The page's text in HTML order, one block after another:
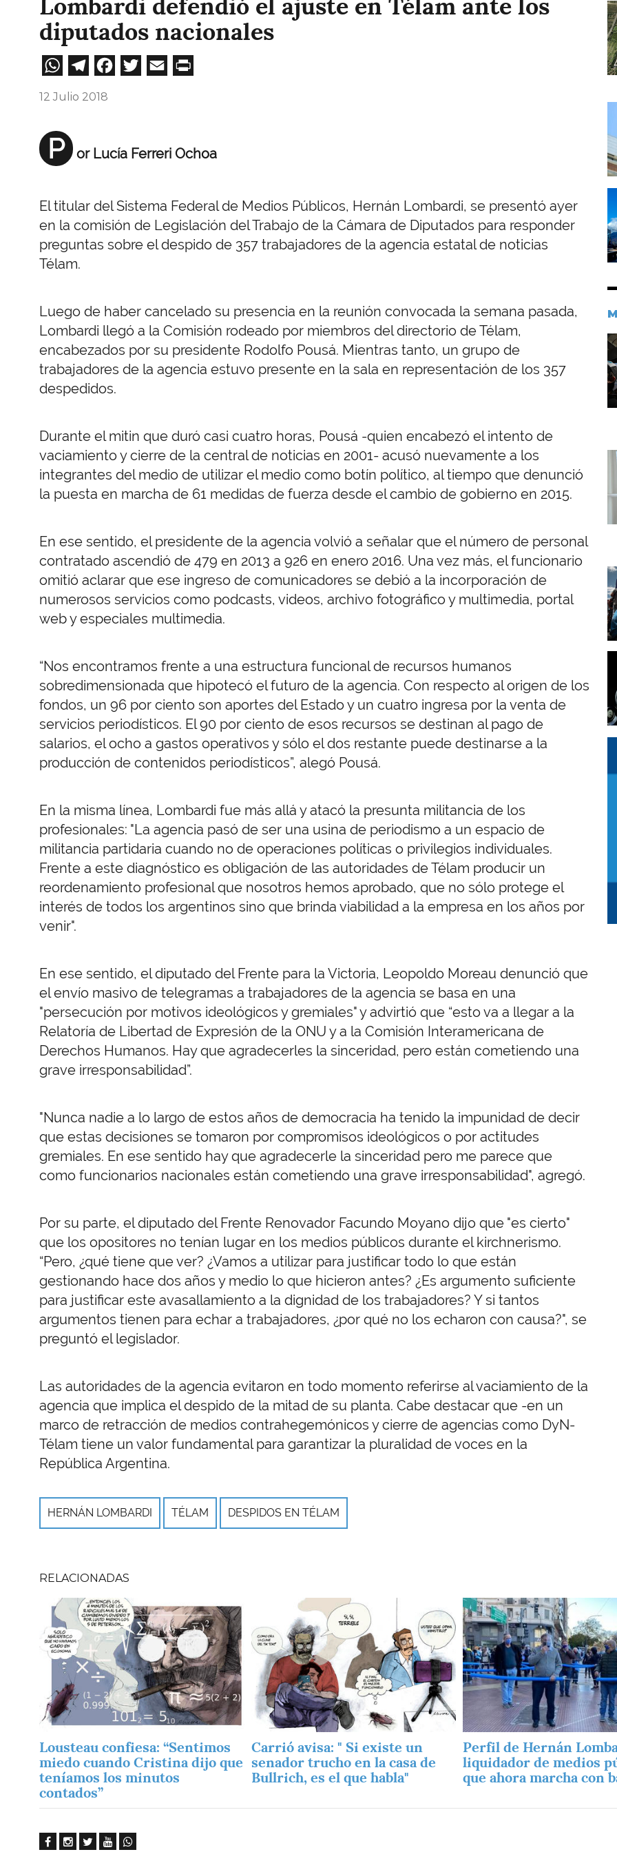
Lombardi defendió el ajuste en Télam ante los
diputados nacionales
WhatsApp
Telegram
Facebook
Twitter
Email
12 Julio 2018
P or Lucía Ferreri Ochoa
El titular del Sistema Federal de Medios Públicos, Hernán Lombardi, se presentó ayer
en la comisión de Legislación del Trabajo de la Cámara de Diputados para responder
preguntas sobre el despido de 357 trabajadores de la agencia estatal de noticias
Télam.
Luego de haber cancelado su presencia en la reunión convocada la semana pasada,
Lombardi llegó a la Comisión rodeado por miembros del directorio de Télam,
encabezados por su presidente Rodolfo Pousá. Mientras tanto, un grupo de
trabajadores de la agencia estuvo presente en la sala en representación de los 357
despedidos.
Durante el mitin que duró casi cuatro horas, Pousá -quien encabezó el intento de
vaciamiento y cierre de la central de noticias en 2001- acusó nuevamente a los
integrantes del medio de utilizar el medio como botín político, al tiempo que denunció
la puesta en marcha de 61 medidas de fuerza desde el cambio de gobierno en 2015.
En ese sentido, el presidente de la agencia volvió a señalar que el número de personal
contratado ascendió de 479 en 2013 a 926 en enero 2016. Una vez más, el funcionario
omitió aclarar que ese ingreso de comunicadores se debió a la incorporación de
numerosos servicios como podcasts, videos, archivo fotográfico y multimedia, portal
web y especiales multimedia.
“Nos encontramos frente a una estructura funcional de recursos humanos
sobredimensionada que hipotecó el futuro de la agencia. Con respecto al origen de los
fondos, un 96 por ciento son aportes del Estado y un cuatro ingresa por la venta de
servicios periodísticos. El 90 por ciento de esos recursos se destinan al pago de
salarios, el ocho a gastos operativos y sólo el dos restante puede destinarse a la
producción de contenidos periodísticos”, alegó Pousá.
En la misma línea, Lombardi fue más allá y atacó la presunta militancia de los
profesionales: "La agencia pasó de ser una usina de periodismo a un espacio de
militancia partidaria cuando no de operaciones políticas o privilegios individuales.
Frente a este diagnóstico es obligación de las autoridades de Télam producir un
reordenamiento profesional que nosotros hemos aprobado, que no sólo protege el
interés de todos los argentinos sino que brinda viabilidad a la empresa en los años por
venir".
En ese sentido, el diputado del Frente para la Victoria, Leopoldo Moreau denunció que
el envío masivo de telegramas a trabajadores de la agencia se basa en una
"persecución por motivos ideológicos y gremiales" y advirtió que “esto va a llegar a la
Relatoría de Libertad de Expresión de la ONU y a la Comisión Interamericana de
Derechos Humanos. Hay que agradecerles la sinceridad, pero están cometiendo una
grave irresponsabilidad”.
"Nunca nadie a lo largo de estos años de democracia ha tenido la impunidad de decir
que estas decisiones se tomaron por compromisos ideológicos o por actitudes
gremiales. En ese sentido hay que agradecerle la sinceridad pero me parece que
como funcionarios nacionales están cometiendo una grave irresponsabilidad", agregó.
Por su parte, el diputado del Frente Renovador Facundo Moyano dijo que "es cierto"
que los opositores no tenían lugar en los medios públicos durante el kirchnerismo.
“Pero, ¿qué tiene que ver? ¿Vamos a utilizar para justificar todo lo que están
gestionando hace dos años y medio lo que hicieron antes? ¿Es argumento suficiente
para justificar este avasallamiento a la dignidad de los trabajadores? Y si tantos
argumentos tienen para echar a trabajadores, ¿por qué no los echaron con causa?", se
preguntó el legislador.
Las autoridades de la agencia evitaron en todo momento referirse al vaciamiento de la
agencia que implica el despido de la mitad de su planta. Cabe destacar que -en un
marco de retracción de medios contrahegemónicos y cierre de agencias como DyN-
Télam tiene un valor fundamental para garantizar la pluralidad de voces en la
República Argentina.
HERNÁN LOMBARDI TÉLAM DESPIDOS EN TÉLAM
RELACIONADAS
Imagen
Lousteau confiesa: “Sentimos
miedo cuando Cristina dijo que
teníamos los minutos
contados”
Carrió avisa: " Si existe un
senador trucho en la casa de
Bullrich, es el que habla"
Imagen
Perfil de Hernán
liquidador de medios
que ahora marcha con